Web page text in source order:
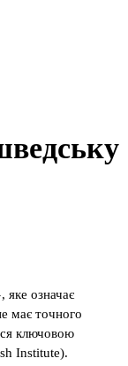
означає
має точного
ключовою
Institute).